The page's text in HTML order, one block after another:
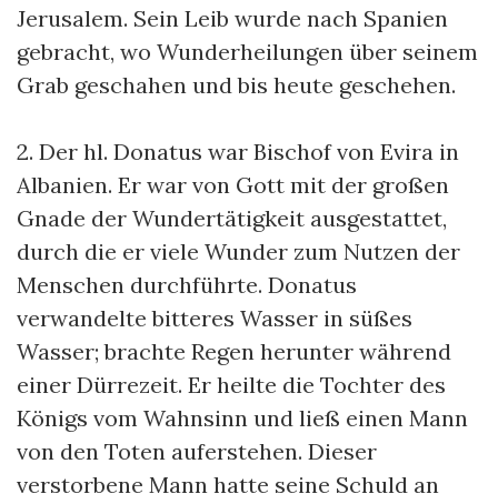
Jerusalem. Sein Leib wurde nach Spanien
gebracht, wo Wunderheilungen über seinem
Grab geschahen und bis heute geschehen.
2. Der hl. Donatus war Bischof von Evira in
Albanien. Er war von Gott mit der großen
Gnade der Wundertätigkeit ausgestattet,
durch die er viele Wunder zum Nutzen der
Menschen durchführte. Donatus
verwandelte bitteres Wasser in süßes
Wasser; brachte Regen herunter während
einer Dürrezeit. Er heilte die Tochter des
Königs vom Wahnsinn und ließ einen Mann
von den Toten auferstehen. Dieser
verstorbene Mann hatte seine Schuld an